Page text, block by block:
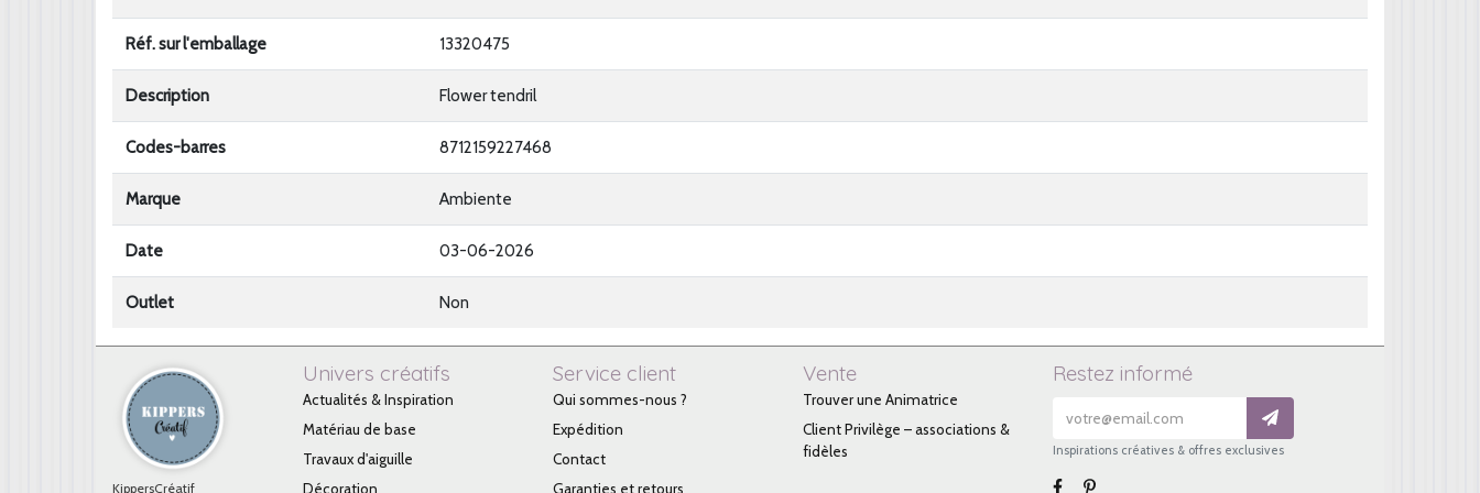
Réf. sur l'emballage 13320475
Description Flower tendril
Codes-barres 8712159227468
Marque Ambiente
Date 03-06-2026
Outlet Non
KippersCréatif
Univers créatifs
Actualités & Inspiration
Matériau de base
Travaux d'aiguille
Décoration
Service client
Qui sommes-nous ?
Expédition
Contact
Garanties et retours
Vente
Trouver une Animatrice
Client Privilège – associations &
fidèles
Restez informé
Inspirations créatives & offres exclusives